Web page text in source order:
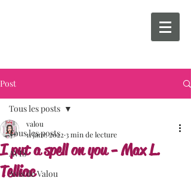
Post
Tous les posts
AVIS
Avis de Valou
Tous les posts
I put a spell on you - Max L.
Telliac
valou
11 janv. 2022 3 min de lecture